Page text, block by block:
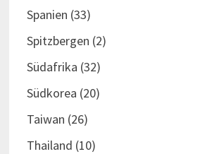
Spanien (33)
Spitzbergen (2)
Südafrika (32)
Südkorea (20)
Taiwan (26)
Thailand (10)